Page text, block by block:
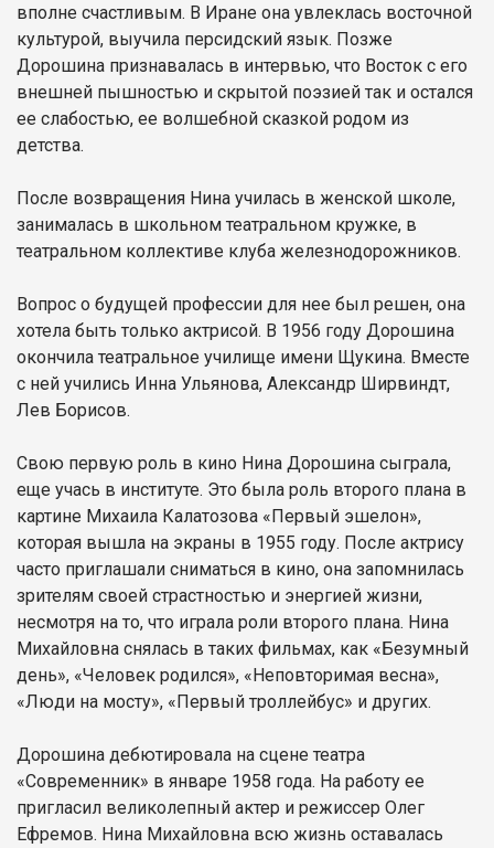
вполне счастливым. В Иране она увлеклась восточной
культурой, выучила персидский язык. Позже
Дорошина признавалась в интервью, что Восток с его
внешней пышностью и скрытой поэзией так и остался
ее слабостью, ее волшебной сказкой родом из
детства.
После возвращения Нина училась в женской школе,
занималась в школьном театральном кружке, в
театральном коллективе клуба железнодорожников.
Вопрос о будущей профессии для нее был решен, она
хотела быть только актрисой. В 1956 году Дорошина
окончила театральное училище имени Щукина. Вместе
с ней учились Инна Ульянова, Александр Ширвиндт,
Лев Борисов.
Свою первую роль в кино Нина Дорошина сыграла,
еще учась в институте. Это была роль второго плана в
картине Михаила Калатозова «Первый эшелон»,
которая вышла на экраны в 1955 году. После актрису
часто приглашали сниматься в кино, она запомнилась
зрителям своей страстностью и энергией жизни,
несмотря на то, что играла роли второго плана. Нина
Михайловна снялась в таких фильмах, как «Безумный
день», «Человек родился», «Неповторимая весна»,
«Люди на мосту», «Первый троллейбус» и других.
Дорошина дебютировала на сцене театра
«Современник» в январе 1958 года. На работу ее
пригласил великолепный актер и режиссер Олег
Ефремов. Нина Михайловна всю жизнь оставалась